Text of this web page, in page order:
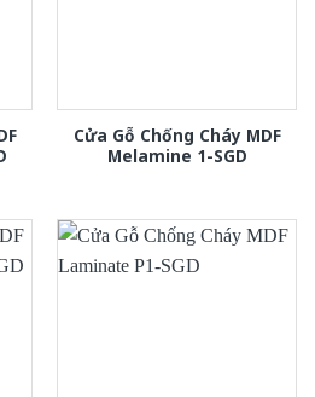
Cửa Gỗ Chống Cháy MDF
Melamine 1-SGD